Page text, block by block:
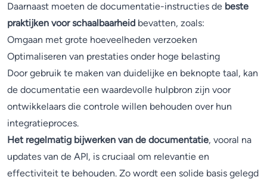
Daarnaast moeten de documentatie-instructies de beste
praktijken voor schaalbaarheid bevatten, zoals:
Omgaan met grote hoeveelheden verzoeken
Optimaliseren van prestaties onder hoge belasting
Door gebruik te maken van duidelijke en beknopte taal, kan
de documentatie een waardevolle hulpbron zijn voor
ontwikkelaars die controle willen behouden over hun
integratieproces.
Het regelmatig bijwerken van de documentatie, vooral na
updates van de API, is cruciaal om relevantie en
effectiviteit te behouden. Zo wordt een solide basis gelegd